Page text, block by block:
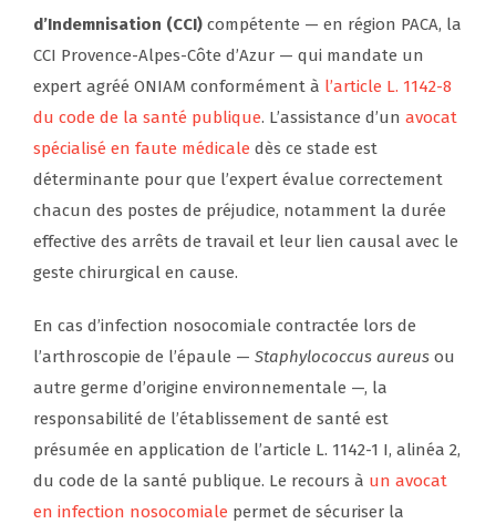
d’Indemnisation (CCI) compétente — en région PACA, la
CCI Provence-Alpes-Côte d’Azur — qui mandate un
expert agréé ONIAM conformément à l’article L. 1142-8
du code de la santé publique. L’assistance d’un avocat
spécialisé en faute médicale dès ce stade est
déterminante pour que l’expert évalue correctement
chacun des postes de préjudice, notamment la durée
effective des arrêts de travail et leur lien causal avec le
geste chirurgical en cause.
En cas d’infection nosocomiale contractée lors de
l’arthroscopie de l’épaule — Staphylococcus aureus ou
autre germe d’origine environnementale —, la
responsabilité de l’établissement de santé est
présumée en application de l’article L. 1142-1 I, alinéa 2,
du code de la santé publique. Le recours à un avocat
en infection nosocomiale permet de sécuriser la